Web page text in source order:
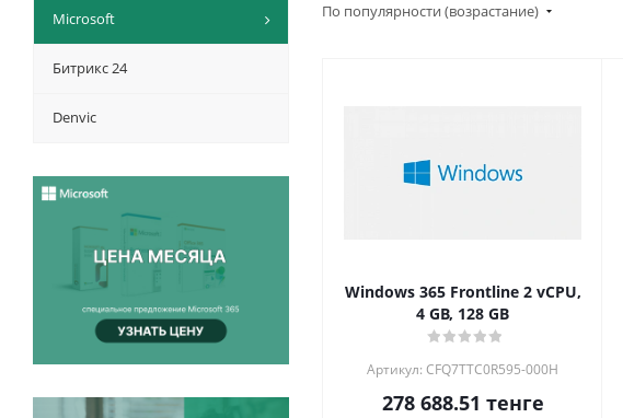
По популярности (возрастание)
Windows 365 Frontline 2 vCPU,
4 GB, 128 GB
Артикул: CFQ7TTC0R595-000H
278 688.51 тенге
Microsoft
Битрикс 24
Denvic